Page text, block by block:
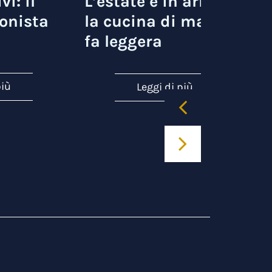
la cucina di mare si
fa leggera
Leggi di più